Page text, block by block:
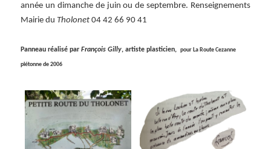
année un dimanche de juin ou de septembre. Renseignements
Mairie duTholonet 04 42 66 90 41
Panneau réalisé parFrançois Gilly, artiste plasticien,pour La Route Cezanne
piétonne de 2006